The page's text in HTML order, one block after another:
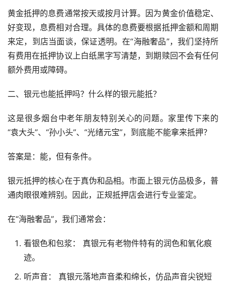
黄金抵押的息费通常按天或按月计算。因为黄金价值稳定、
好变现，息费相对合理。具体的息费要根据抵押金额和周期
来定，到店当面谈，保证透明。在“海融奢品”，我们坚持所
有费用在抵押协议上白纸黑字写清楚，到期赎回不会有任何
额外费用或障碍。
二、银元也能抵押吗？什么样的银元能抵？
这是很多烟台中老年朋友特别关心的问题。家里传下来的
“袁大头”、“孙小头”、“光绪元宝”，到底能不能拿来抵押？
答案是：能，但有条件。
银元抵押的核心在于真伪和品相。市面上银元仿品极多，普
通肉眼很难辨别。因此，正规抵押店会进行专业鉴定。
在“海融奢品”，我们通常会：
看银色和包浆： 真银元有老物件特有的润色和氧化痕
迹。
听声音： 真银元落地声音柔和绵长，仿品声音尖锐短